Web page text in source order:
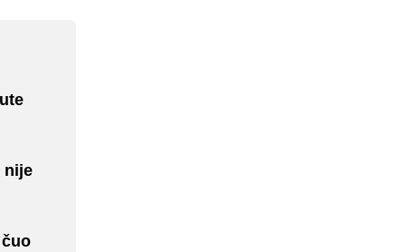
nije